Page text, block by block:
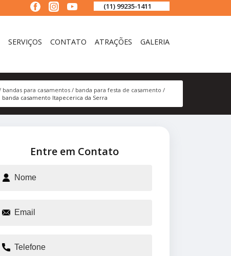
(11) 99235-1411
SERVIÇOS CONTATO ATRAÇÕES GALERIA
bandas para casamentos
banda para festa de casamento
banda casamento Itapecerica da Serra
Entre em Contato